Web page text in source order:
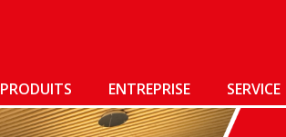
PRODUITS ENTREPRISE SERVICE